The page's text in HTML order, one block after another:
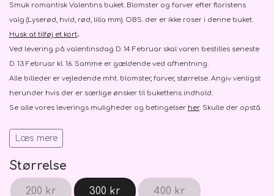
Kistepynt
Ballon vægte
Blomster Abonnementer
Smuk romantisk Valentins buket. Blomster og farver efter floristens
valg (Lyserød, hvid, rød, lilla mm). OBS. der er ikke roser i denne buket.
Husk at tilføj et kort.
Ved levering på valentinsdag D. 14 Februar skal varen bestilles seneste
D. 13 Februar kl. 16. Samme er gældende ved afhentning.
Alle billeder er vejledende mht. blomster, farver, størrelse. Angiv venligst
herunder hvis der er særlige ønsker til bukettens indhold.
Se alle vores leverings muligheder og betingelser her. Skulle der opstå
Læs mere
Størrelse
200 kr 300 kr 400 kr